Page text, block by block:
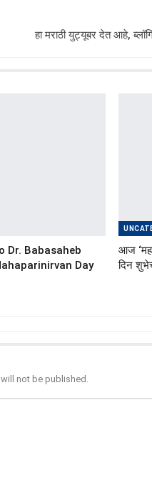
हा मराठी युट्यूबर देत आहे,
Dr. Babasaheb
Day
आज
दिन
not be published.